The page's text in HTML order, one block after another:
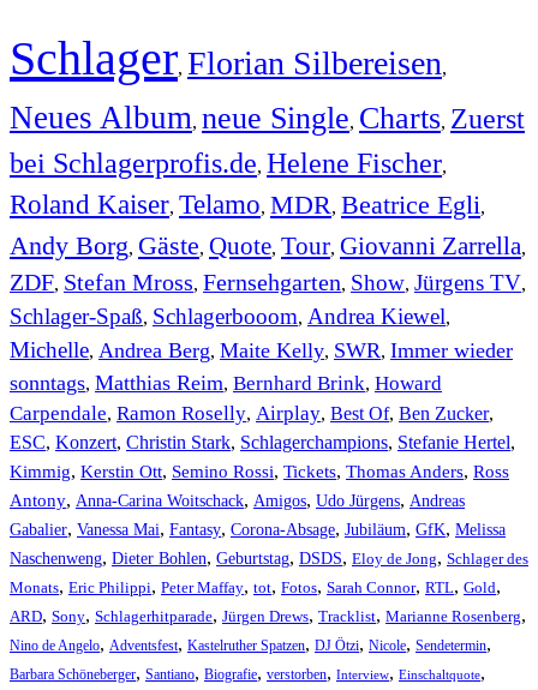
Schlager, Florian Silbereisen,
Neues Album, neue Single, Charts, Zuerst
bei Schlagerprofis.de, Helene Fischer,
Roland Kaiser, Telamo, MDR, Beatrice Egli,
Andy Borg, Gäste, Quote, Tour, Giovanni Zarrella,
ZDF, Stefan Mross, Fernsehgarten, Show, Jürgens TV,
Schlager-Spaß, Schlagerbooom, Andrea Kiewel,
Michelle, Andrea Berg, Maite Kelly, SWR, Immer wieder
sonntags, Matthias Reim, Bernhard Brink, Howard
Carpendale, Ramon Roselly, Airplay, Best Of, Ben Zucker,
ESC, Konzert, Christin Stark, Schlagerchampions, Stefanie Hertel,
Kimmig, Kerstin Ott, Semino Rossi, Tickets, Thomas Anders, Ross
Antony, Anna-Carina Woitschack, Amigos, Udo Jürgens, Andreas
Gabalier, Vanessa Mai, Fantasy, Corona-Absage, Jubiläum, GfK, Melissa
Naschenweng, Dieter Bohlen, Geburtstag, DSDS, Eloy de Jong, Schlager des
Monats, Eric Philippi, Peter Maffay, tot, Fotos, Sarah Connor, RTL, Gold,
ARD, Sony, Schlagerhitparade, Jürgen Drews, Tracklist, Marianne Rosenberg,
Nino de Angelo, Adventsfest, Kastelruther Spatzen, DJ Ötzi, Nicole, Sendetermin,
Barbara Schöneberger, Santiano, Biografie, verstorben, Interview, Einschaltquote,